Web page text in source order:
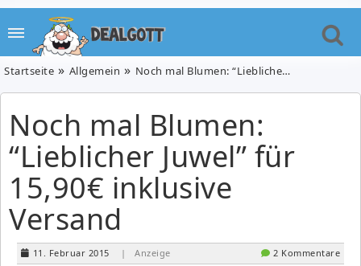
Startseite Allgemein Noch mal Blumen: “Lieblicher Juwel” für 15,90€ inklusive Versand
Noch mal Blumen:
“Lieblicher Juwel” für
15,90€ inklusive
Versand
11. Februar 2015 | Anzeige 2 Kommentare